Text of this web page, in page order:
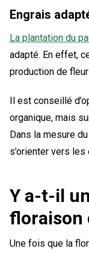
Engrais
La plantation du
adapté. En effet,
production de
Il est conseillé
organique, mais
Dans la mesure
s’orienter vers les
Y a-t-il
floraison
Une fois que la